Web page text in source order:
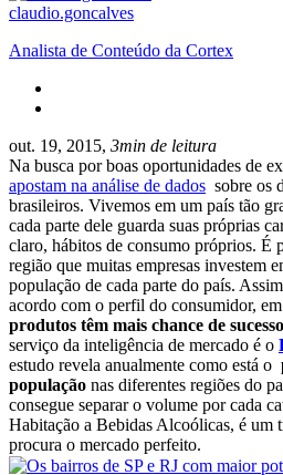
claudio.goncalves
Analista de Conteúdo da Cortex
out. 19, 2015, 3min de leitura
Na busca por boas oportunidades de
apostam na análise de dados sobre os
brasileiros. Vivemos em um país tão
cada parte dele guarda suas próprias
claro, hábitos de consumo próprios. É
região que muitas empresas investem
população de cada parte do país.
acordo com o perfil do consumidor, em
produtos têm mais chance de sucesso
serviço da inteligência de mercado é o
estudo revela anualmente como está o
população nas diferentes regiões do
consegue separar o volume por cada
Habitação a Bebidas Alcoólicas, é um
procura o mercado perfeito.